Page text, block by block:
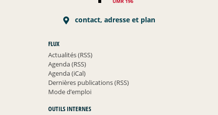
contact, adresse et plan
FLUX
Actualités (RSS)
Agenda (RSS)
Agenda (iCal)
Dernières publications (RSS)
Mode d’emploi
OUTILS INTERNES